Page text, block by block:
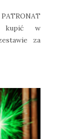
kupić w
za